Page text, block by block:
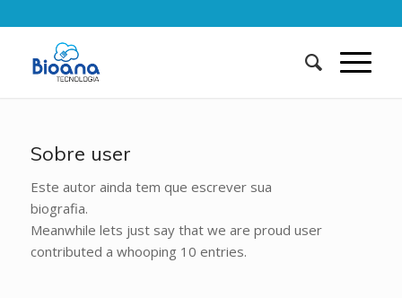
Sobre user
Este autor ainda tem que escrever sua
biografia.
Meanwhile lets just say that we are proud user
contributed a whooping 10 entries.